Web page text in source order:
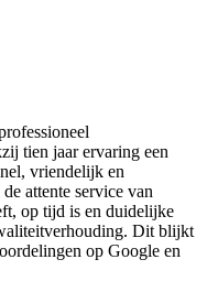
tien jaar ervaring een
vriendelijk en
attente service van
op tijd is en duidelijke
Dit blijkt
op Google en